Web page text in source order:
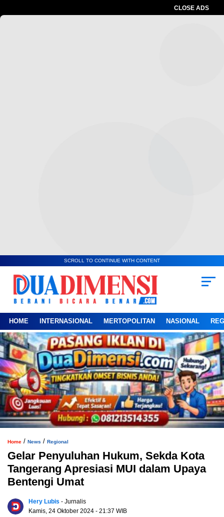
CLOSE ADS
SCROLL TO CONTINUE WITH CONTENT
HOME INTERNASIONAL MERTOPOLITAN NASIONAL
Home / News / Regional
Gelar Penyuluhan Hukum, Sekda Kota
Tangerang Apresiasi MUI dalam Upaya
Bentengi Umat
Hery Lubis - Jurnalis
Kamis, 24 Oktober 2024 - 21:37 WIB